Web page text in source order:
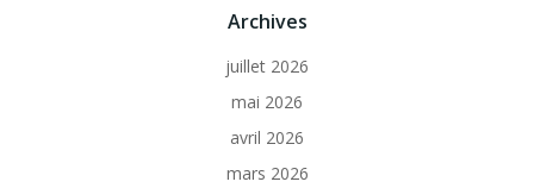
Archives
juillet 2026
mai 2026
avril 2026
mars 2026